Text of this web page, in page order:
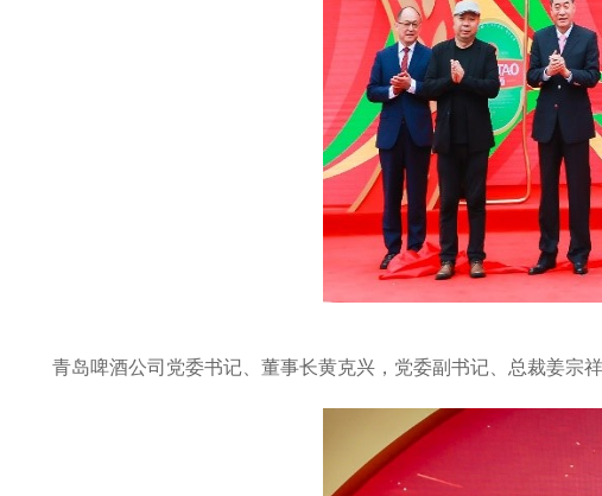
青岛啤酒公司党委书记、董事长黄克兴，党委副书记、总裁姜宗